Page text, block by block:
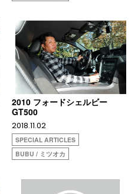
2010 フォードシェルビー
GT500
2018.11.02
SPECIAL ARTICLES
BUBU / ミツオカ